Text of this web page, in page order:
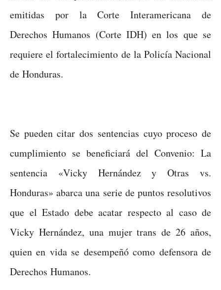
emitidas por la Corte Interamericana de
Derechos Humanos (Corte IDH) en los que se
requiere el fortalecimiento de la Policía Nacional
de Honduras.
Se pueden citar dos sentencias cuyo proceso de
cumplimiento se beneficiará del Convenio: La
sentencia «Vicky Hernández y Otras vs.
Honduras» abarca una serie de puntos resolutivos
que el Estado debe acatar respecto al caso de
Vicky Hernández, una mujer trans de 26 años,
quien en vida se desempeñó como defensora de
Derechos Humanos.